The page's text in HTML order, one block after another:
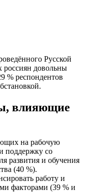
Русской
довольны
% респондентов
влияющие
на рабочую
поддержку со
развития и обучения
(40 %).
работу и
факторами (39 % и